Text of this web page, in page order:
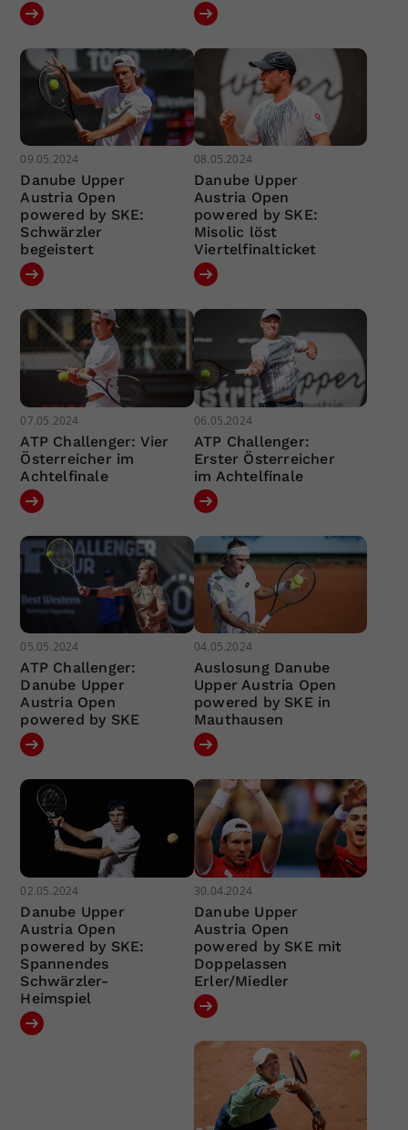
09.05.2024
Danube Upper
Austria Open
powered by SKE:
Schwärzler
begeistert
08.05.2024
Danube Upper
Austria Open
powered by SKE:
Misolic löst
Viertelfinalticket
07.05.2024
ATP Challenger: Vier
Österreicher im
Achtelfinale
06.05.2024
ATP Challenger:
Erster Österreicher
im Achtelfinale
05.05.2024
ATP Challenger:
Danube Upper
Austria Open
powered by SKE
04.05.2024
Auslosung Danube
Upper Austria Open
powered by SKE in
Mauthausen
02.05.2024
Danube Upper
Austria Open
powered by SKE:
Spannendes
Schwärzler-
Heimspiel
30.04.2024
Danube Upper
Austria Open
powered by SKE mit
Doppelassen
Erler/Miedler